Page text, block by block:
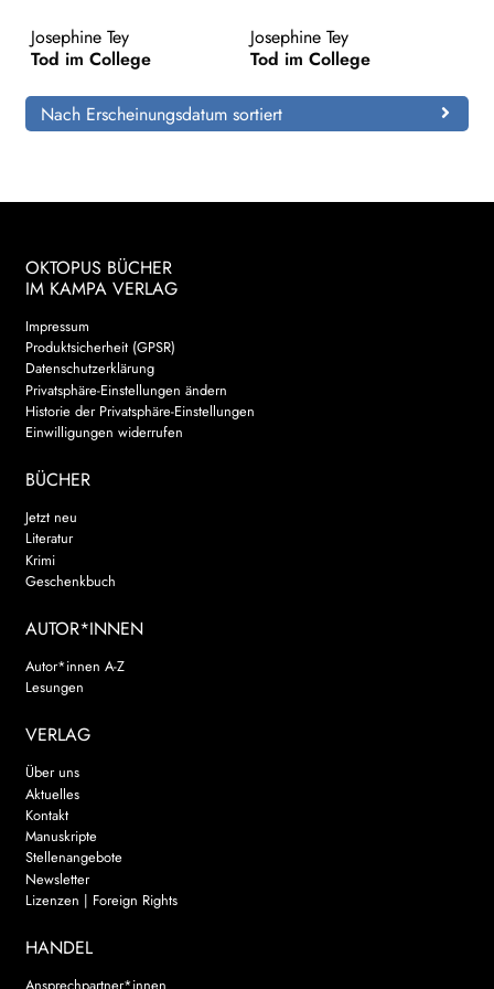
Josephine Tey
Tod im College
Josephine Tey
Tod im College
Nach Erscheinungsdatum sortiert
OKTOPUS BÜCHER
IM KAMPA VERLAG
Impressum
Produktsicherheit (GPSR)
Datenschutzerklärung
Privatsphäre-Einstellungen ändern
Historie der Privatsphäre-Einstellungen
Einwilligungen widerrufen
BÜCHER
Jetzt neu
Literatur
Krimi
Geschenkbuch
AUTOR*INNEN
Autor*innen A-Z
Lesungen
VERLAG
Über uns
Aktuelles
Kontakt
Manuskripte
Stellenangebote
Newsletter
Lizenzen | Foreign Rights
HANDEL